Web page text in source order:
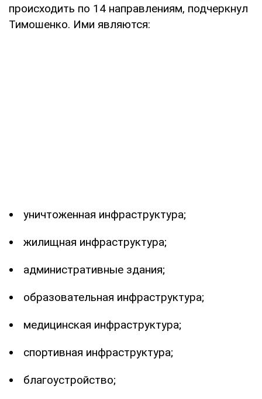
происходить по 14 направлениям, подчеркнул
Тимошенко. Ими являются:
уничтоженная инфраструктура;
жилищная инфраструктура;
административные здания;
образовательная инфраструктура;
медицинская инфраструктура;
спортивная инфраструктура;
благоустройство;